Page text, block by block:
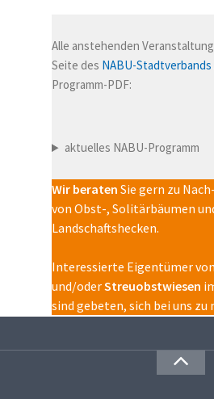
Alle anstehenden
Seite des NABU-Stadtverbands
Programm-PDF:
aktuelles NABU-Programm
Wir beraten Sie gern zu
von Obst-, Solitärbäumen
Landschaftshecken.
Interessierte Eigentümer von
und/oderStreuobstwiesen
sind gebeten, sich bei uns zu